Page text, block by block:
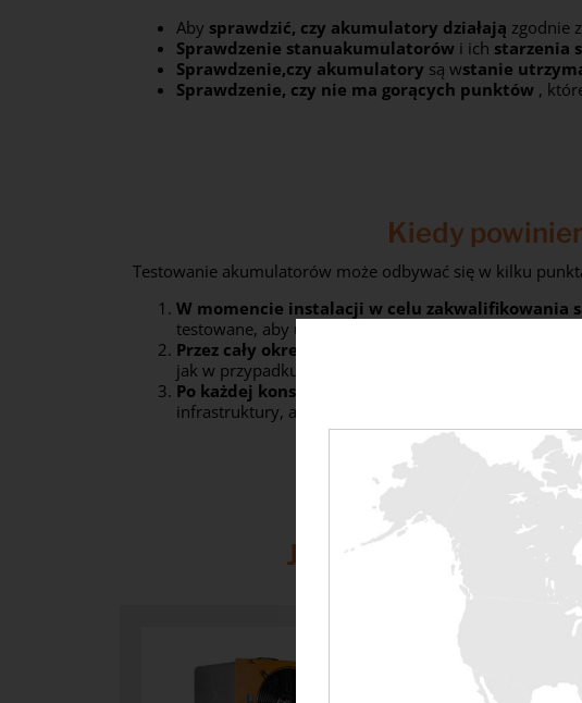
Aby sprawdzić, czy akumulatory działają zgodnie
Sprawdzenie stanuakumulatorów i ich starzenia
Sprawdzenie,czy akumulatory są wstanie
Sprawdzenie, czy nie ma gorących punktów ,
Kiedy
Testowanie akumulatorów może odbywać się w kilku
W momencie instalacji w celu zakwalifikowania
testowane, aby upewnić się, że spełniają podstawowe
Przez cały okres użytkowania sprzętu:
Są to
jak w przypadku testów GE i UPS).
Po każdej konserwacji w celu modernizacji sali
infrastruktury, aby sprawdzić, czy nadal działają tak
Jakich banków